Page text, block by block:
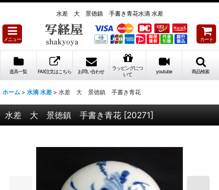
水差 大 景徳鎮 手書き青花水滴 水差
メニュー カート
道具一覧 FAX注文はこちら お問い合わせ
ラッピングにつ
いて
youtube 商品検索
ホーム > 水滴 水差 > 水差 大 景徳鎮 手書き青花
水差 大 景徳鎮 手書き青花 [20271]